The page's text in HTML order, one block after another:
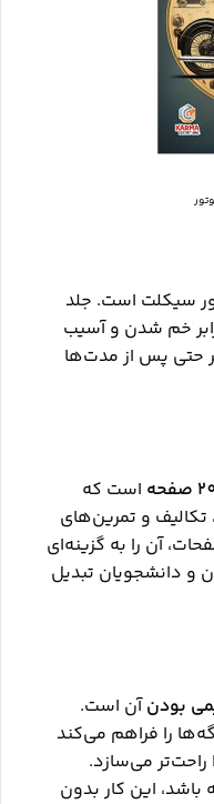
سیکلت است. جلد
خم شدن و آسیب
حتی پس از مدت‌ها
است که
و تمرین‌های
آن را به گزینه‌ای
و دانشجویان تبدیل
بودنآن است.
را فراهم می‌کند
می‌سازد.
باشد، این کار بدون